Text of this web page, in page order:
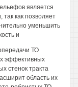
является
как позволяет
уменьшить
и
ТО
эффективных
стенок тракта
область их